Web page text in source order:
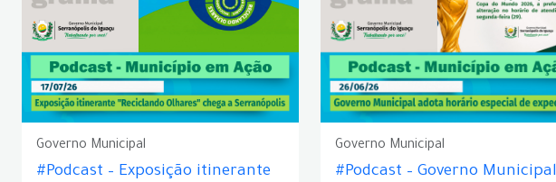
Governo Municipal
#Podcast – Exposição itinerante
Governo Municipal
#Podcast – Governo Municipal